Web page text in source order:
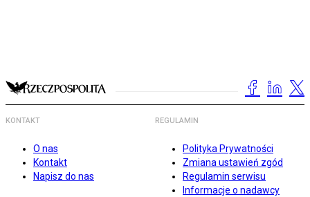
KONTAKT
O nas
Kontakt
Napisz do nas
REGULAMIN
Polityka Prywatności
Zmiana ustawień zgód
Regulamin serwisu
Informacje o nadawcy